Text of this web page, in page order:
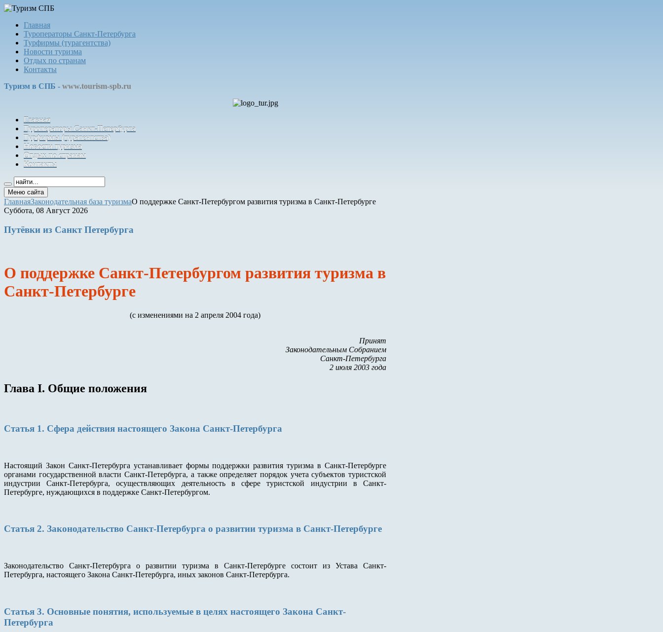
Главная
Туроператоры Санкт-Петербурга
Турфирмы (турагентства)
Новости туризма
Отдых по странам
Контакты
Туризм в СПБ - www.tourism-spb.ru
Главная
Туроператоры Санкт-Петербурга
Турфирмы (турагентства)
Новости туризма
Отдых по странам
Контакты
Меню сайта
ГлавнаяЗаконодательная база туризмаО поддержке Санкт-Петербургом развития туризма в Санкт-Петербурге
Суббота, 08 Август 2026
Путёвки из Санкт Петербурга
О поддержке Санкт-Петербургом развития туризма в
Санкт-Петербурге
(с изменениями на 2 апреля 2004 года)
Принят
Законодательным Собранием
Санкт-Петербурга
2 июля 2003 года
Глава I. Общие положения
Статья 1. Сфера действия настоящего Закона Санкт-Петербурга
Настоящий Закон Санкт-Петербурга устанавливает формы поддержки развития туризма в Санкт-Петербурге
органами государственной власти Санкт-Петербурга, а также определяет порядок учета субъектов туристской
индустрии Санкт-Петербурга, осуществляющих деятельность в сфере туристской индустрии в Санкт-
Петербурге, нуждающихся в поддержке Санкт-Петербургом.
Статья 2. Законодательство Санкт-Петербурга о развитии туризма в Санкт-Петербурге
Законодательство Санкт-Петербурга о развитии туризма в Санкт-Петербурге состоит из Устава Санкт-
Петербурга, настоящего Закона Санкт-Петербурга, иных законов Санкт-Петербурга.
Статья 3. Основные понятия, используемые в целях настоящего Закона Санкт-
Петербурга